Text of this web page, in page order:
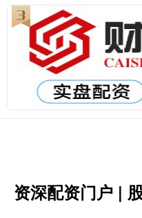
资深配资门户 |